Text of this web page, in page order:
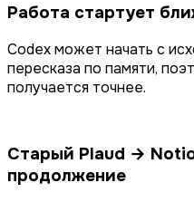
Работа стартует
Codex может начать с
пересказа по памяти,
получается точнее.
Старый Plaud →
продолжение